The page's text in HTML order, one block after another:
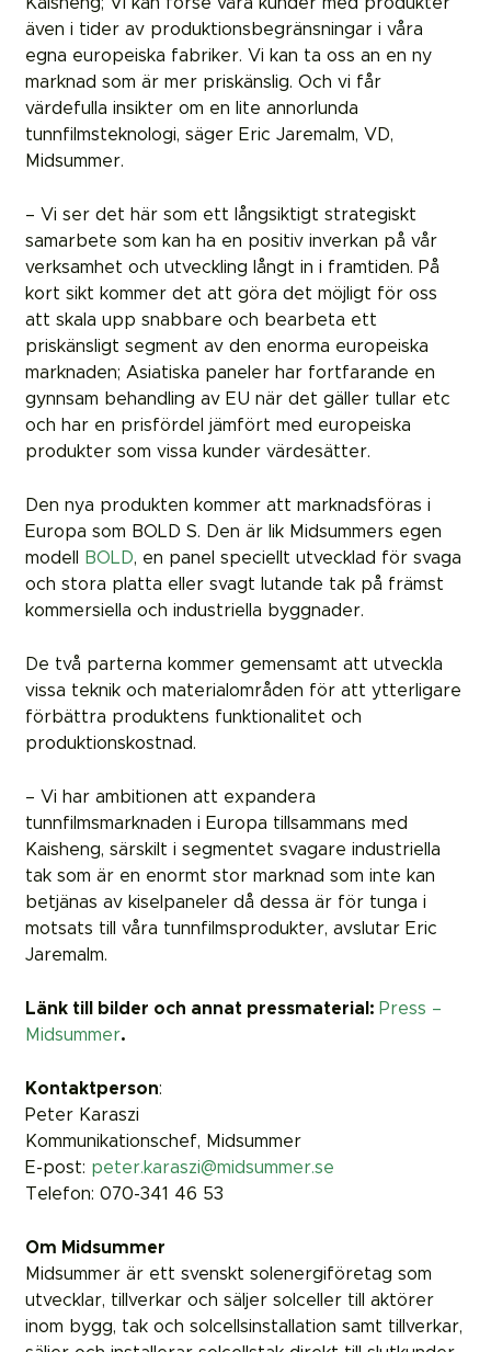
även i tider av produktionsbegränsningar i våra
egna europeiska fabriker. Vi kan ta oss an en ny
marknad som är mer priskänslig. Och vi får
värdefulla insikter om en lite annorlunda
tunnfilmsteknologi, säger Eric Jaremalm, VD,
Midsummer.
– Vi ser det här som ett långsiktigt strategiskt
samarbete som kan ha en positiv inverkan på vår
verksamhet och utveckling långt in i framtiden. På
kort sikt kommer det att göra det möjligt för oss
att skala upp snabbare och bearbeta ett
priskänsligt segment av den enorma europeiska
marknaden; Asiatiska paneler har fortfarande en
gynnsam behandling av EU när det gäller tullar etc
och har en prisfördel jämfört med europeiska
produkter som vissa kunder värdesätter.
Den nya produkten kommer att marknadsföras i
Europa som BOLD S. Den är lik Midsummers egen
modell
BOLD, en panel speciellt utvecklad för svaga
och stora platta eller svagt lutande tak på främst
kommersiella och industriella byggnader.
De två parterna kommer gemensamt att utveckla
vissa teknik och materialområden för att ytterligare
förbättra produktens funktionalitet och
produktionskostnad.
– Vi har ambitionen att expandera
tunnfilmsmarknaden i Europa tillsammans med
Kaisheng, särskilt i segmentet svagare industriella
tak som är en enormt stor marknad som inte kan
betjänas av kiselpaneler då dessa är för tunga i
motsats till våra tunnfilmsprodukter, avslutar Eric
Jaremalm.
Länk till bilder och annat pressmaterial: Press –
Midsummer.
Kontaktperson:
Peter Karaszi
Kommunikationschef, Midsummer
E-post: peter.karaszi@midsummer.se
Telefon: 070-341 46 53
Om Midsummer
Midsummer är ett svenskt solenergiföretag som
utvecklar, tillverkar och säljer solceller till aktörer
inom bygg, tak och solcellsinstallation samt tillverkar,